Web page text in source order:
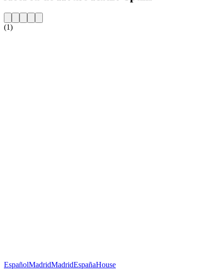
(1)
EspañolMadridMadridEspañaHouse